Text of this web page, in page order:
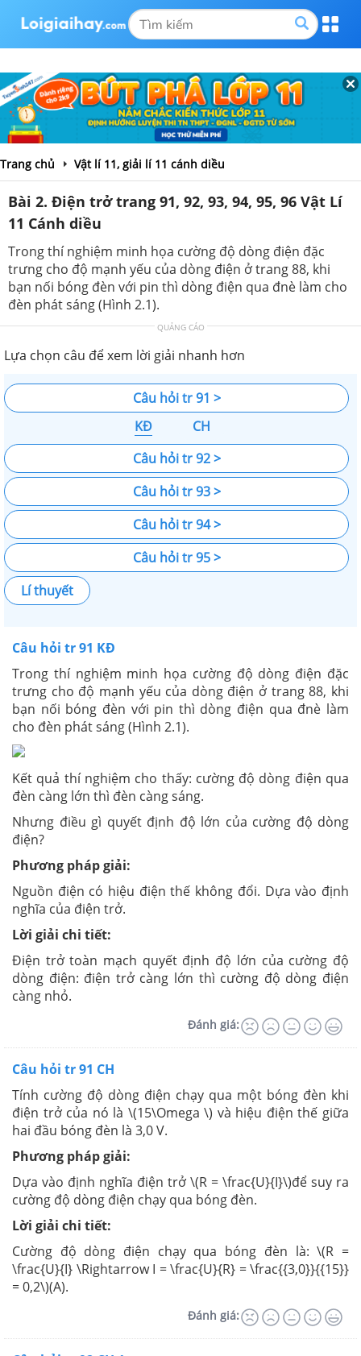
Trang chủ Vật lí 11, giải lí 11 cánh diều
Bài 2. Điện trở trang 91, 92, 93, 94, 95, 96 Vật Lí
11 Cánh diều
Trong thí nghiệm minh họa cường độ dòng điện đặc
trưng cho độ mạnh yếu của dòng điện ở trang 88, khi
bạn nối bóng đèn với pin thì dòng điện qua đnè làm cho
đèn phát sáng (Hình 2.1).
QUẢNG CÁO
Lựa chọn câu để xem lời giải nhanh hơn
Câu hỏi tr 91 >
KĐ
CH
Câu hỏi tr 92 >
Câu hỏi tr 93 >
Câu hỏi tr 94 >
Câu hỏi tr 95 >
Lí thuyết
Câu hỏi tr 91 KĐ
Trong thí nghiệm minh họa cường độ dòng điện đặc
trưng cho độ mạnh yếu của dòng điện ở trang 88, khi
bạn nối bóng đèn với pin thì dòng điện qua đnè làm
cho đèn phát sáng (Hình 2.1).
Kết quả thí nghiệm cho thấy: cường độ dòng điện qua
đèn càng lớn thì đèn càng sáng.
Nhưng điều gì quyết định độ lớn của cường độ dòng
điện?
Phương pháp giải:
Nguồn điện có hiệu điện thế không đổi. Dựa vào định
nghĩa của điện trở.
Lời giải chi tiết:
Điện trở toàn mạch quyết định độ lớn của cường độ
dòng điện: điện trở càng lớn thì cường độ dòng điện
càng nhỏ.
Đánh giá:
Câu hỏi tr 91 CH
Tính cường độ dòng điện chạy qua một bóng đèn khi
điện trở của nó là \(15\Omega \) và hiệu điện thế giữa
hai đầu bóng đèn là 3,0 V.
Phương pháp giải:
Dựa vào định nghĩa điện trở \(R = \frac{U}{I}\)để suy ra
cường độ dòng điện chạy qua bóng đèn.
Lời giải chi tiết:
Cường độ dòng điện chạy qua bóng đèn là: \(R =
\frac{U}{I} \Rightarrow I = \frac{U}{R} = \frac{{3,0}}{{15}}
= 0,2\)(A).
Đánh giá: